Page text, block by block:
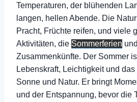
Temperaturen, der blühenden
langen, hellen Abende. Die
Pracht, Früchte reifen, und viele
Aktivitäten, die Sommerferien
Zusammenkünfte. Der Sommer
Lebenskraft, Leichtigkeit und
Sonne und Natur. Er bringt
und der Entspannung, bevor die